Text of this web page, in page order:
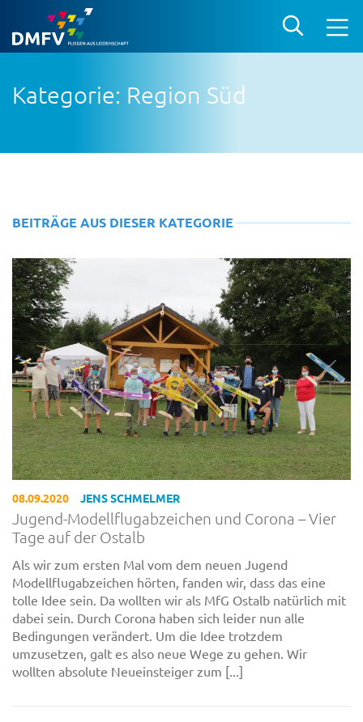
Kategorie: Region Süd
BEITRÄGE AUS DIESER KATEGORIE
08.09.2020 JENS SCHMELMER
Jugend-Modellflugabzeichen und Corona – Vier
Tage auf der Ostalb
Als wir zum ersten Mal vom dem neuen Jugend
Modellflugabzeichen hörten, fanden wir, dass das eine
tolle Idee sein. Da wollten wir als MfG Ostalb natürlich mit
dabei sein. Durch Corona haben sich leider nun alle
Bedingungen verändert. Um die Idee trotzdem
umzusetzen, galt es also neue Wege zu gehen. Wir
wollten absolute Neueinsteiger zum [...]